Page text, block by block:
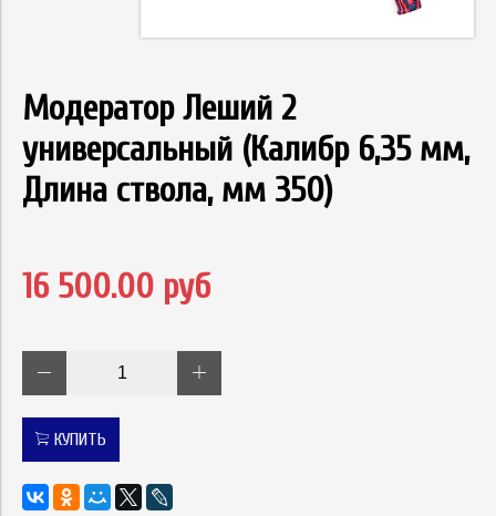
Модератор Леший 2
универсальный (Калибр 6,35 мм,
Длина ствола, мм 350)
16 500.00 руб
КУПИТЬ